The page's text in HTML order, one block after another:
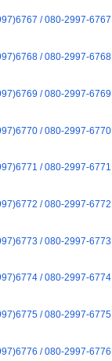
/ 080-2997-6767
/ 080-2997-6768
/ 080-2997-6769
/ 080-2997-6770
/ 080-2997-6771
/ 080-2997-6772
/ 080-2997-6773
/ 080-2997-6774
/ 080-2997-6775
/ 080-2997-6776